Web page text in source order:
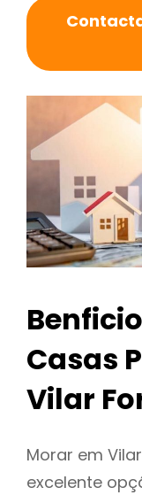
Casas
Vilar
Morar em
excelente